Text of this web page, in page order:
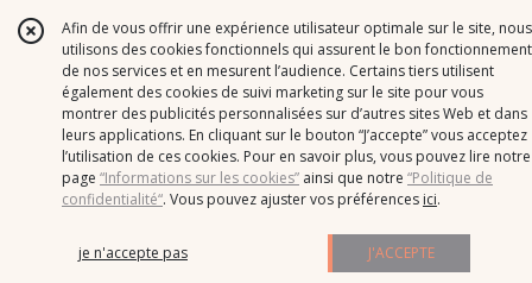
Afin de vous offrir une expérience utilisateur optimale sur le site, nous
utilisons des cookies fonctionnels qui assurent le bon fonctionnement
de nos services et en mesurent l’audience. Certains tiers utilisent
également des cookies de suivi marketing sur le site pour vous
montrer des publicités personnalisées sur d’autres sites Web et dans
leurs applications. En cliquant sur le bouton “J’accepte” vous acceptez
l’utilisation de ces cookies. Pour en savoir plus, vous pouvez lire notre
page “Informations sur les cookies” ainsi que notre “Politique de
confidentialité“. Vous pouvez ajuster vos préférences ici.
je n'accepte pas J'ACCEPTE